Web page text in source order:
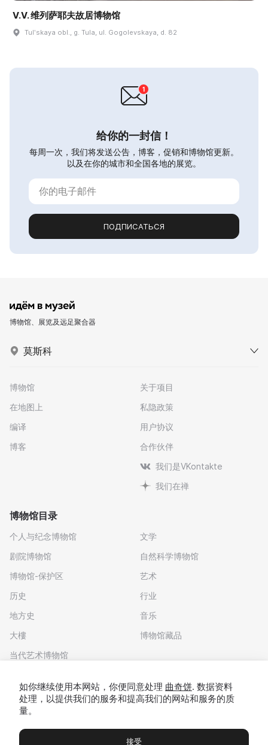
V.V. 维列萨耶夫故居博物馆
Tulʹskaya obl., g. Tula, ul. Gogolevskaya, d. 82
给你的一封信！
每周一次，我们将发送公告，博客，促销和博物馆更新。
以及在你的城市和全国各地的展览。
ПОДПИСАТЬСЯ
博物馆、展览及远足聚合器
莫斯科
博物馆
在地图上
编译
博客
关于项目
私隐政策
用户协议
合作伙伴
我们是VKontakte
我们在禅
博物馆目录
个人与纪念博物馆
剧院博物馆
博物馆-保护区
历史
地方史
大樓
当代艺术博物馆
文学
自然科学博物馆
艺术
行业
音乐
博物馆藏品
如你继续使用本网站，你便同意处理 曲奇饼. 数据资料
处理，以提供我们的服务和提高我们的网站和服务的质
量。
接受